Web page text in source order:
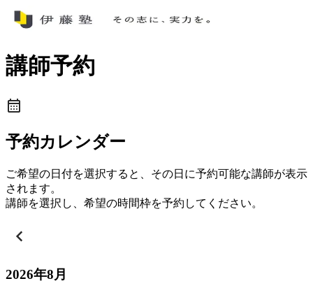
講師予約
予約カレンダー
ご希望の日付を選択すると、その日に予約可能な講師が表示
されます。
講師を選択し、希望の時間枠を予約してください。
2026年8月